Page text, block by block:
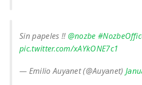
Sin papeles !!@nozbe
pic.twitter.com/xAYkONE7c1
— Emilio Auyanet (@Auyanet)